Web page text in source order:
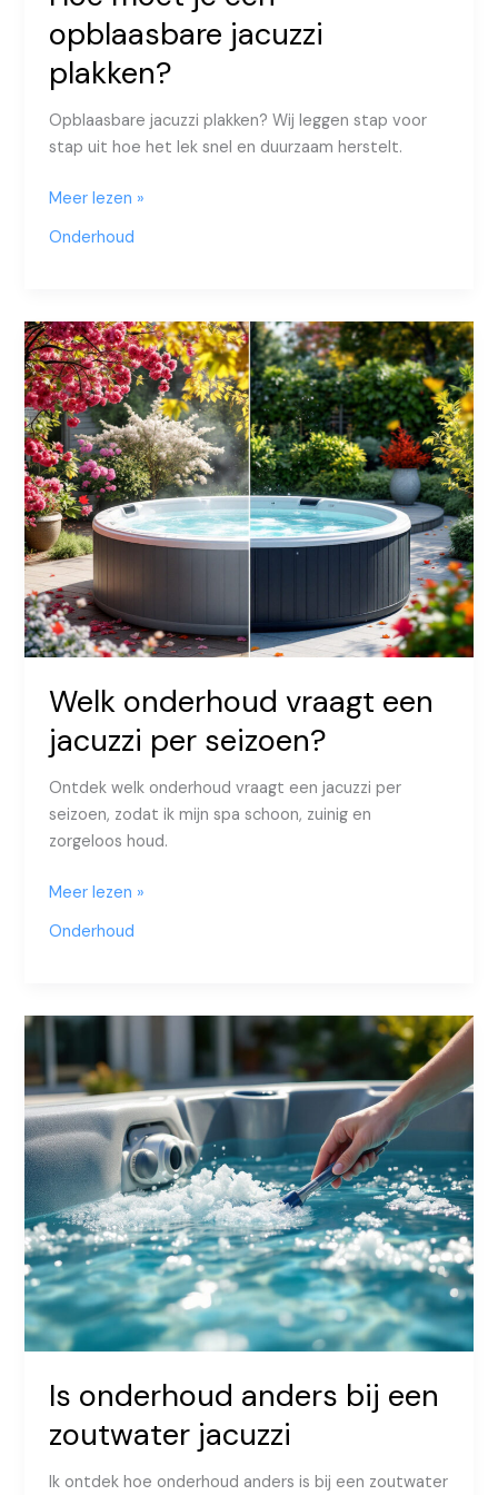
opblaasbare jacuzzi
plakken?
Opblaasbare jacuzzi plakken? Wij leggen stap voor
stap uit hoe het lek snel en duurzaam herstelt.
Hoe
jacuzzi
plakken?
Meer lezen »
Onderhoud
Welk onderhoud vraagt een
jacuzzi per seizoen?
Ontdek welk onderhoud vraagt een jacuzzi per
seizoen, zodat ik mijn spa schoon, zuinig en
zorgeloos houd.
Welk
per
Meer lezen »
Onderhoud
Is onderhoud anders bij een
zoutwater jacuzzi
Ik ontdek hoe onderhoud anders is bij een zoutwater